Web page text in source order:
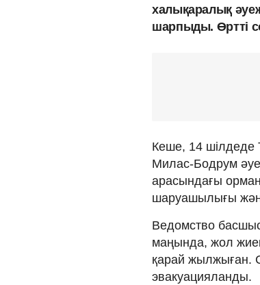
халықаралық
шарпыды. Өртті
Кеше, 14 шілдеде
Милас-Бодрум
арасындағы
шаруашылығы
Ведомство
маңында, жол
қарай жылжыған.
эвакуацияланды.